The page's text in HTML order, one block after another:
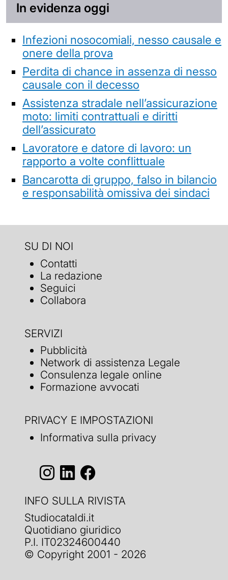
In evidenza oggi
Infezioni nosocomiali, nesso causale e
onere della prova
Perdita di chance in assenza di nesso
causale con il decesso
Assistenza stradale nell’assicurazione
moto: limiti contrattuali e diritti
dell’assicurato
Lavoratore e datore di lavoro: un
rapporto a volte conflittuale
Bancarotta di gruppo, falso in bilancio
e responsabilità omissiva dei sindaci
SU DI NOI
Contatti
La redazione
Seguici
Collabora
SERVIZI
Pubblicità
Network di assistenza Legale
Consulenza legale online
Formazione avvocati
PRIVACY E IMPOSTAZIONI
Informativa sulla privacy
INFO SULLA RIVISTA
Studiocataldi.it
Quotidiano giuridico
P.I. IT02324600440
© Copyright 2001 - 2026